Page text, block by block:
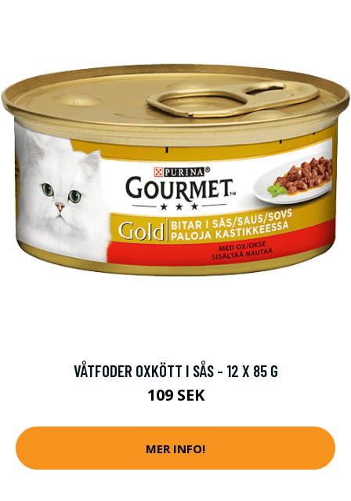
VÅTFODER OXKÖTT I SÅS - 12 X 85 G
109 SEK
MER INFO!